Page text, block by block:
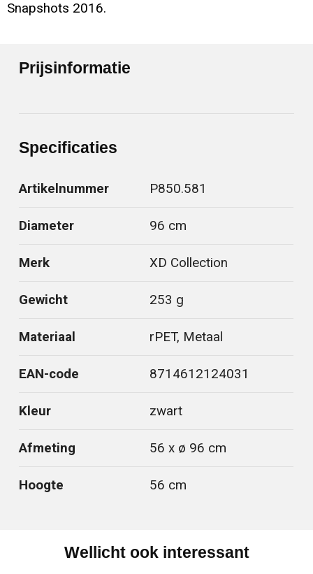
Snapshots 2016.
Prijsinformatie
Specificaties
Artikelnummer P850.581
Diameter 96 cm
Merk XD Collection
Gewicht 253 g
Materiaal rPET, Metaal
EAN-code 8714612124031
Kleur zwart
Afmeting 56 x ø 96 cm
Hoogte 56 cm
Wellicht ook interessant